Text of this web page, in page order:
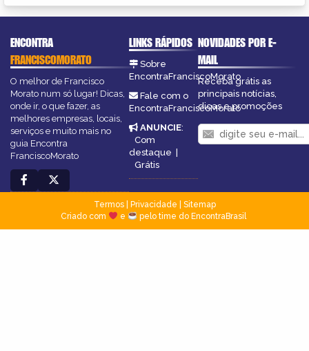
ENCONTRA
FRANCISCOMORATO
O melhor de Francisco
Morato num só lugar! Dicas,
onde ir, o que fazer, as
melhores empresas, locais,
serviços e muito mais no
guia Encontra
FranciscoMorato
LINKS RÁPIDOS
Sobre
EncontraFranciscoMorato
Fale com o
EncontraFranciscoMorato
ANUNCIE:
Com
destaque |
Grátis
NOVIDADES POR E-
MAIL
Receba grátis as
principais notícias,
dicas e promoções
Termos| Privacidade
Sitemap
Criado com
e pelo time do EncontraBrasil